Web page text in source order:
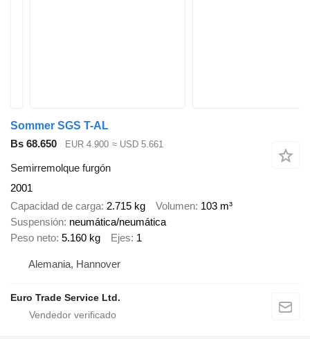
Sommer SGS T-AL
Bs 68.650
EUR 4.900 ≈ USD 5.661
Semirremolque furgón
2001
Capacidad de carga 2.715 kg Volumen 103 m³
Suspensión neumática/neumática
Peso neto 5.160 kg Ejes 1
Alemania, Hannover
Euro Trade Service Ltd.